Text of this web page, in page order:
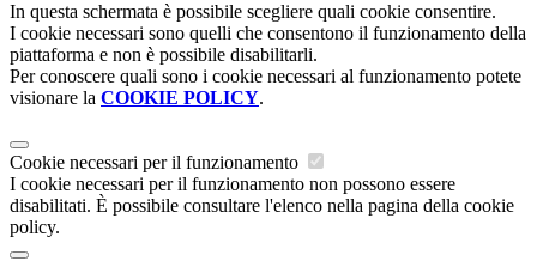
In questa schermata è possibile scegliere quali cookie consentire.
I cookie necessari sono quelli che consentono il funzionamento della
piattaforma e non è possibile disabilitarli.
Per conoscere quali sono i cookie necessari al funzionamento potete
visionare la COOKIE POLICY.
Cookie necessari per il funzionamento
I cookie necessari per il funzionamento non possono essere
disabilitati. È possibile consultare l'elenco nella pagina della cookie
policy.